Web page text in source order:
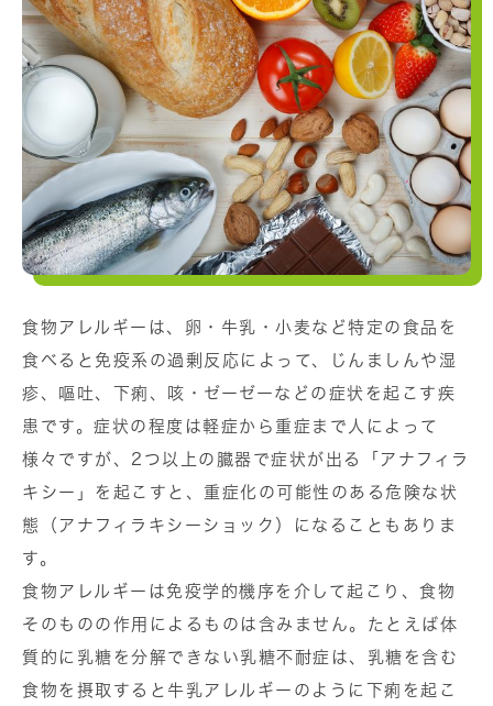
食物アレルギーは、卵・牛乳・小麦など特定の食品を
食べると免疫系の過剰反応によって、じんましんや湿
疹、嘔吐、下痢、咳・ゼーゼーなどの症状を起こす疾
患です。症状の程度は軽症から重症まで人によって
様々ですが、2つ以上の臓器で症状が出る「アナフィラ
キシー」を起こすと、重症化の可能性のある危険な状
態（アナフィラキシーショック）になることもありま
す。
食物アレルギーは免疫学的機序を介して起こり、食物
そのものの作用によるものは含みません。たとえば体
質的に乳糖を分解できない乳糖不耐症は、乳糖を含む
食物を摂取すると牛乳アレルギーのように下痢を起こ